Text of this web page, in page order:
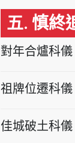
五. 慎終
對年合爐科儀
祖牌位遷科儀
佳城破土科儀